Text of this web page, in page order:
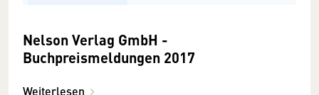
Nelson Verlag GmbH -
Buchpreismeldungen 2017
Weiterlesen